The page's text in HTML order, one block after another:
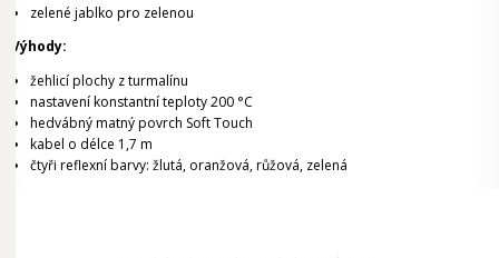
zelené jablko pro zelenou
Výhody:
žehlicí plochy z turmalínu
nastavení konstantní teploty 200 °C
hedvábný matný povrch Soft Touch
kabel o délce 1,7 m
čtyři reflexní barvy: žlutá, oranžová, růžová, zelená